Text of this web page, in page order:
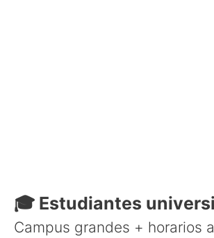
🎓 Estudiantes
Campus grandes + horarios